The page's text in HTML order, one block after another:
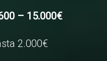
– 15.000€
2.000€